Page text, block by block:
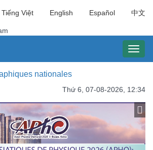
Tiếng Việt English Español 中文
nationales
Thứ 6, 07-08-2026, 12:34